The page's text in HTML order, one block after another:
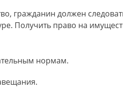
гражданин должен
Получить право на
нормам.